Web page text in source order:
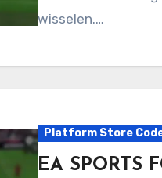
wisselen.…
Platform Store
EA SPORTS